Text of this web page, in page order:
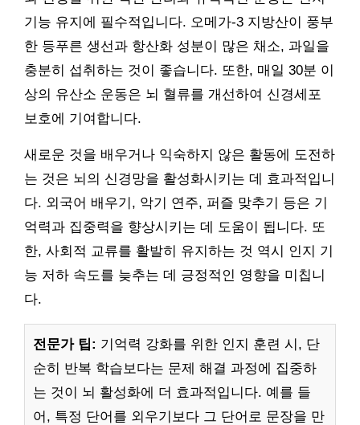
기능 유지에 필수적입니다. 오메가-3 지방산이 풍부
한 등푸른 생선과 항산화 성분이 많은 채소, 과일을
충분히 섭취하는 것이 좋습니다. 또한, 매일 30분 이
상의 유산소 운동은 뇌 혈류를 개선하여 신경세포
보호에 기여합니다.
새로운 것을 배우거나 익숙하지 않은 활동에 도전하
는 것은 뇌의 신경망을 활성화시키는 데 효과적입니
다. 외국어 배우기, 악기 연주, 퍼즐 맞추기 등은 기
억력과 집중력을 향상시키는 데 도움이 됩니다. 또
한, 사회적 교류를 활발히 유지하는 것 역시 인지 기
능 저하 속도를 늦추는 데 긍정적인 영향을 미칩니
다.
전문가 팁: 기억력 강화를 위한 인지 훈련 시, 단
순히 반복 학습보다는 문제 해결 과정에 집중하
는 것이 뇌 활성화에 더 효과적입니다. 예를 들
어, 특정 단어를 외우기보다 그 단어로 문장을 만